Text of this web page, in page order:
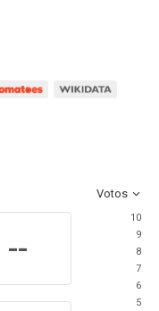
Votos
--
10
9
8
7
6
5